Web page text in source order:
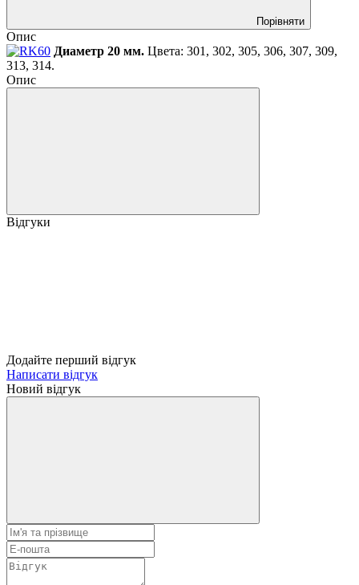
Порівняти
Опис
Диаметр 20 мм. Цвета: 301, 302, 305, 306, 307, 309,
313, 314.
Опис
Відгуки
Додайте перший відгук
Написати відгук
Новий відгук